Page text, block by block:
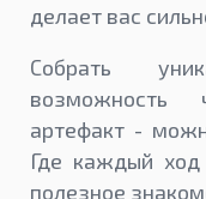
делает вас
Собрать
возможность
артефакт -
Где каждый
полезное